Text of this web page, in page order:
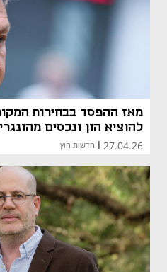
מאז ההפסד בבחירות
להוציא הון ונכסים
27.04.26 חדשות חוץ